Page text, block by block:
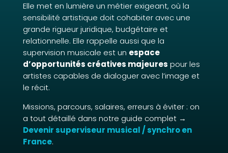
Elle met en lumière un métier exigeant, où la
sensibilité artistique doit cohabiter avec une
grande rigueur juridique, budgétaire et
relationnelle. Elle rappelle aussi que la
supervision musicale est un espace
d’opportunités créatives majeures pour les
artistes capables de dialoguer avec l’image et
le récit.
Missions, parcours, salaires, erreurs à éviter : on
a tout détaillé dans notre guide complet →
Devenir superviseur musical / synchro en
France.